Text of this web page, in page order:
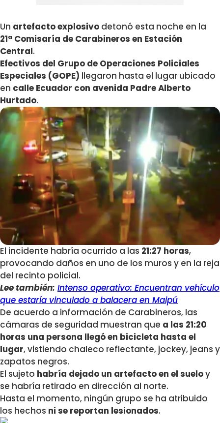
Un artefacto explosivo detonó esta noche en la
21ª Comisaría de Carabineros en Estación
Central.
Efectivos del Grupo de Operaciones Policiales
Especiales (GOPE) llegaron hasta el lugar ubicado
en calle Ecuador con avenida Padre Alberto
Hurtado.
El incidente habría ocurrido a las 21:27 horas,
provocando daños en uno de los muros y en la reja
del recinto policial.
Lee también: Intenso operativo: Encuentran vehículo
que estaría vinculado a balacera en Maipú
De acuerdo a información de Carabineros, las
cámaras de seguridad muestran que a las 21:20
horas una persona llegó en bicicleta hasta el
lugar, vistiendo chaleco reflectante, jockey, jeans y
zapatos negros.
El sujeto habría dejado un artefacto en el sueloy
se habría retirado en dirección al norte.
Hasta el momento, ningún grupo se ha atribuido
los hechos ni se reportan lesionados.